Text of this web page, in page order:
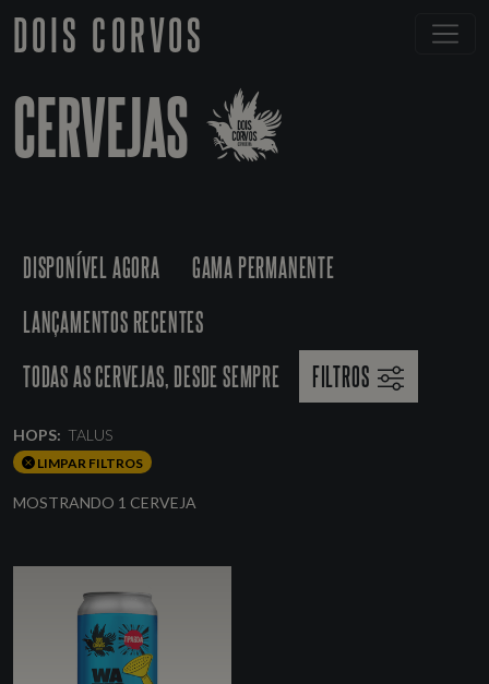
DOIS CORVOS
CERVEJAS
DISPONÍVEL AGORA
GAMA PERMANENTE
LANÇAMENTOS RECENTES
TODAS AS CERVEJAS, DESDE SEMPRE
FILTROS
HOPS: TALUS
LIMPAR FILTROS
MOSTRANDO 1 CERVEJA